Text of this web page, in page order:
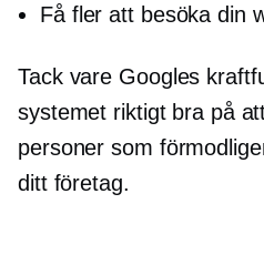
Få fler att besöka din
Tack vare Googles
systemet riktigt bra på
personer som
ditt företag.